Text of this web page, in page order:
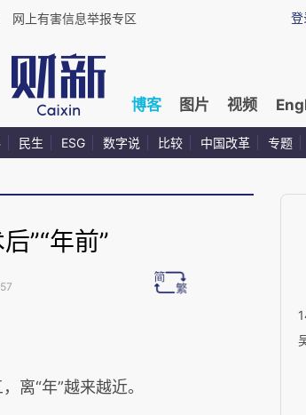
登
网上有害信息举报专区
博客 图片 视频
民生 ESG 数字说 比较 中国改革 专题
”“年前”
“年”越来越近。